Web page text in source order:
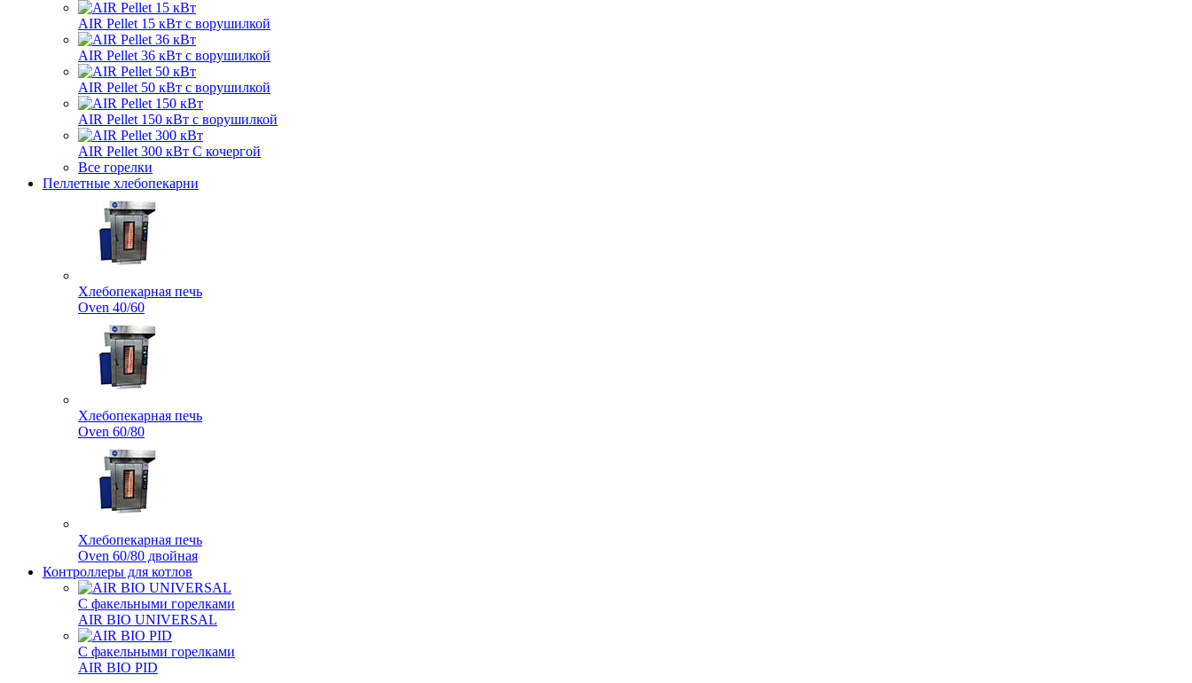
AIR Pellet 15 кВт с ворушилкой
AIR Pellet 36 кВт с ворушилкой
AIR Pellet 50 кВт с ворушилкой
AIR Pellet 150 кВт с ворушилкой
AIR Pellet 300 кВт С кочергой
Все горелки
Пеллетные хлебопекарни
Хлебопекарная печь
Oven 40/60
Хлебопекарная печь
Oven 60/80
Хлебопекарная печь
Oven 60/80 двойная
Контроллеры для котлов
С факельными горелками
AIR BIO UNIVERSAL
С факельными горелками
AIR BIO PID